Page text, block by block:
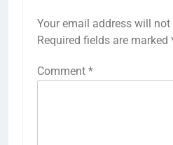
Your email address will not
Required fields are marked
Comment *